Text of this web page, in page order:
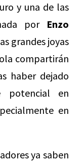
y una de las
por Enzo
grandes joyas
compartirán
haber dejado
potencial en
en
ya saben